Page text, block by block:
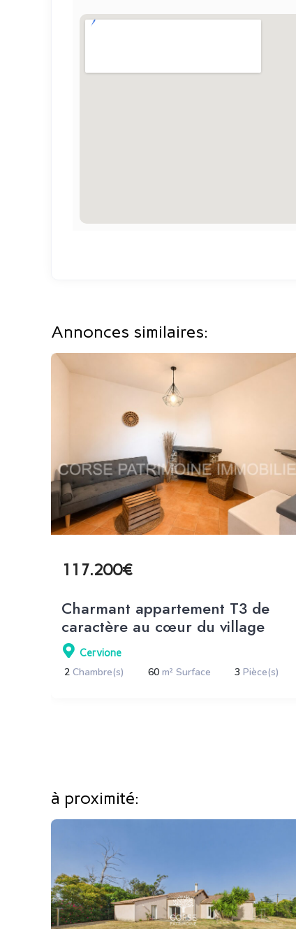
Annonces similaires:
117.200€
Charmant appartement T3 de
caractère au cœur du village
Cervione
2 Chambre(s) 60 m² Surface 3 Pièce(s)
à proximité: